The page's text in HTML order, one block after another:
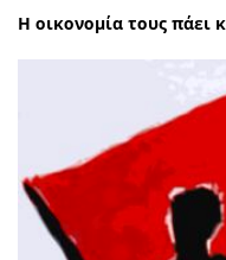
Η οικονομία τους πάει